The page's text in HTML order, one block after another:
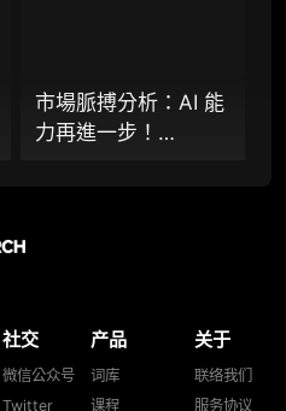
1 小时，话题需审核）
内高管、机构、基金等共
（24 次/年）
市場脈搏分析：AI 能
力再進一步！
社交
微信公众号
Twitter
产品
词库
课程
关于
联络我们
服务协议